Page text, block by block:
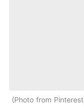
Photo from Pinterest